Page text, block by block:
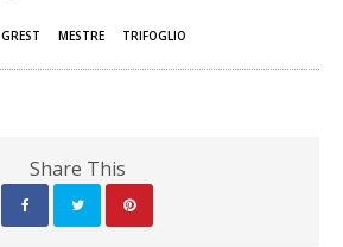
GREST MESTRE TRIFOGLIO
Share This